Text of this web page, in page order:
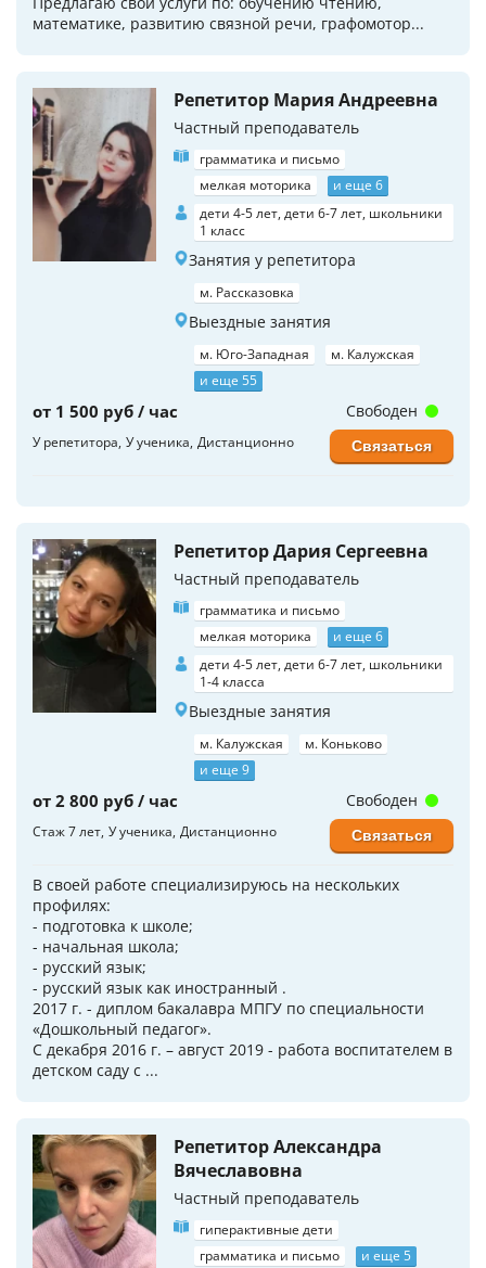
математике, развитию связной речи, графомотор...
Репетитор Мария Андреевна
Частный преподаватель
грамматика и письмо
мелкая моторика
и еще 6
дети 4-5 лет, дети 6-7 лет, школьники
1 класс
Занятия у репетитора
м. Рассказовка
Выездные занятия
м. Юго-Западная
м. Калужская
и еще 55
от 1 500 руб / час
У репетитора У ученика Дистанционно
Свободен
Связаться
Репетитор Дария Сергеевна
Частный преподаватель
грамматика и письмо
мелкая моторика
и еще 6
дети 4-5 лет, дети 6-7 лет, школьники
1-4 класса
Выездные занятия
м. Калужская
м. Коньково
и еще 9
от 2 800 руб / час
Стаж 7 лет У ученика Дистанционно
В своей работе специализируюсь на нескольких
профилях:
- подготовка к школе;
- начальная школа;
- русский язык;
- русский язык как иностранный .
2017 г. - диплом бакалавра МПГУ по специальности
«Дошкольный педагог».
С декабря 2016 г. – август 2019 - работа воспитателем в
детском саду с ...
Свободен
Связаться
Репетитор Александра
Вячеславовна
Частный преподаватель
гиперактивные дети
грамматика и письмо
и еще 5